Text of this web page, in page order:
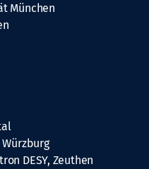
München
DESY, Zeuthen